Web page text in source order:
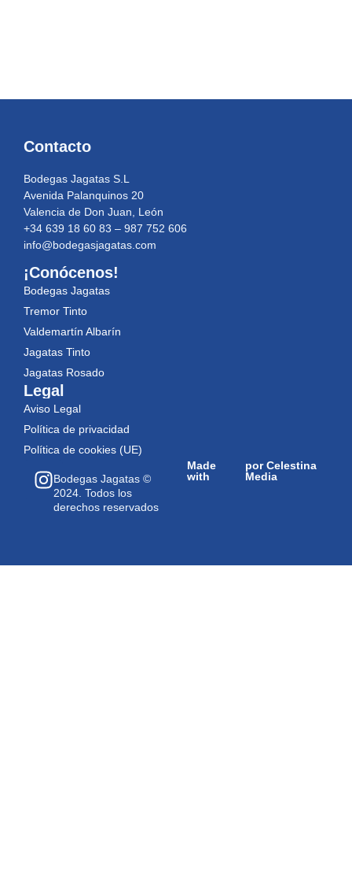
Contacto
Bodegas Jagatas S.L
Avenida Palanquinos 20
Valencia de Don Juan, León
+34 639 18 60 83 – 987 752 606
info@bodegasjagatas.com
¡Conócenos!
Bodegas Jagatas
Tremor Tinto
Valdemartín Albarín
Jagatas Tinto
Jagatas Rosado
Legal
Aviso Legal
Política de privacidad
Política de cookies (UE)
Bodegas Jagatas ©
2024. Todos los
derechos reservados
por Celestina
Media
Made
with